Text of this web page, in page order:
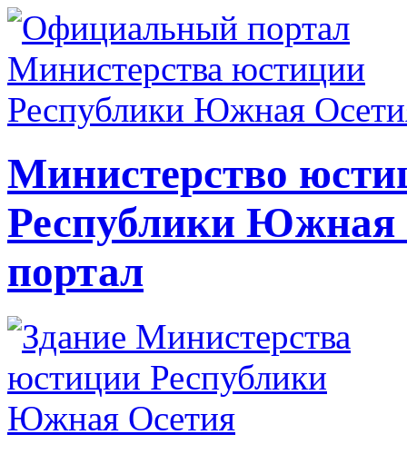
Министерство
Республики
портал